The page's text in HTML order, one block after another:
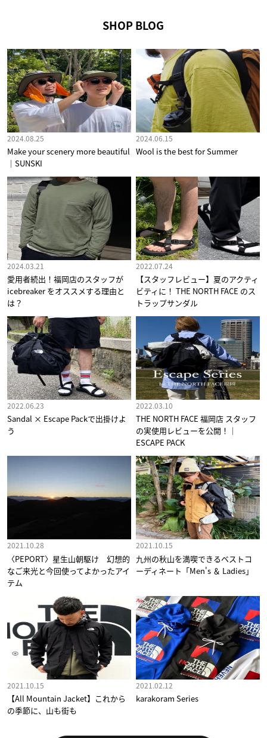
SHOP BLOG
2024.08.25
Make your scenery more beautiful
｜SUNSKI
2024.06.15
Wool is the best for Summer
2024.03.21
愛用者続出！福岡店のスタッフが
icebreaker をオススメする理由と
は？
2022.07.24
【スタッフレビュー】夏のアクティ
ビティに！ THE NORTH FACE のス
トラップサンダル
2022.06.23
Sandal × Escape Packで出掛けよ
う
2022.03.10
THE NORTH FACE 福岡店 スタッフ
の実使用レビューを公開！｜
ESCAPE PACK
2021.10.28
〈PEPORT〉星生山朝駆け 幻想的
なご来光と今回使ってよかったアイ
テム
2021.10.15
九州の秋山を満喫できるベストコ
ーディネート「Men's ＆ Ladies」
2021.10.15
【All Mountain Jacket】これから
の季節に、山も街も
2021.02.12
karakoram Series